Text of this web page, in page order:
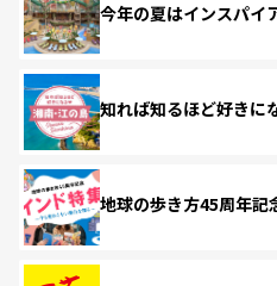
今年の夏はインスパイ
知れば知るほど好きに
地球の歩き方45周年記